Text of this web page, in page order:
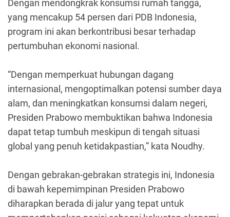
Dengan mendongkrak konsumsi rumah tangga,
yang mencakup 54 persen dari PDB Indonesia,
program ini akan berkontribusi besar terhadap
pertumbuhan ekonomi nasional.
“Dengan memperkuat hubungan dagang
internasional, mengoptimalkan potensi sumber daya
alam, dan meningkatkan konsumsi dalam negeri,
Presiden Prabowo membuktikan bahwa Indonesia
dapat tetap tumbuh meskipun di tengah situasi
global yang penuh ketidakpastian,” kata Noudhy.
Dengan gebrakan-gebrakan strategis ini, Indonesia
di bawah kepemimpinan Presiden Prabowo
diharapkan berada di jalur yang tepat untuk